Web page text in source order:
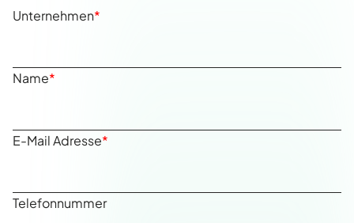
Unternehmen*
Name*
E-Mail Adresse*
Telefonnummer